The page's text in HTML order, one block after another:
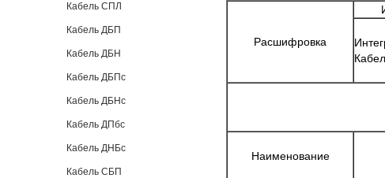
Кабель СПЛ
Кабель ДБП
Кабель ДБН
Кабель ДБПс
Кабель ДБНс
Кабель ДПбс
Кабель ДНБс
Кабель СБП
Расшифровка
Наименование